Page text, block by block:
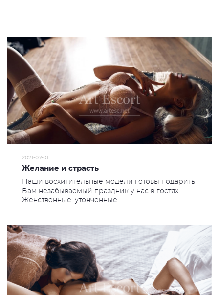
2021-07-01
Желание и страсть
Наши восхитительные модели готовы подарить
Вам незабываемый праздник у нас в гостях.
Женственные, утонченные ...